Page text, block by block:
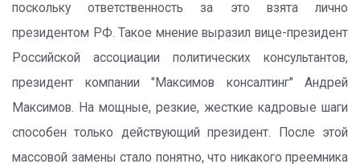
поскольку ответственность за это взята лично
президентом РФ. Такое мнение выразил вице-президент
Российской ассоциации политических консультантов,
президент компании "Максимов консалтинг" Андрей
Максимов. На мощные, резкие, жесткие кадровые шаги
способен только действующий президент. После этой
массовой замены стало понятно, что никакого преемника